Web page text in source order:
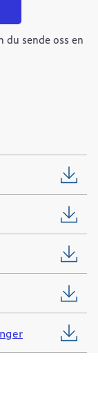
sende oss en